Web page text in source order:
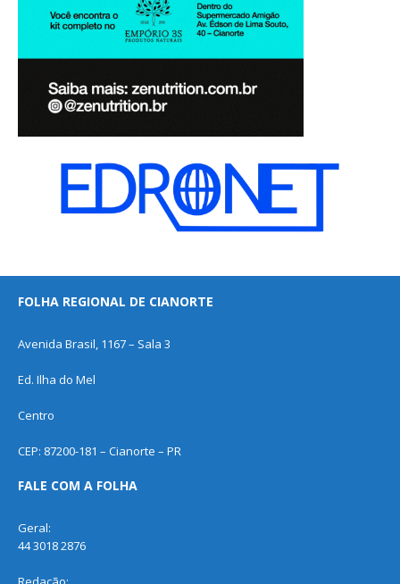
FOLHA REGIONAL DE CIANORTE
Avenida Brasil, 1167 – Sala 3
Ed. Ilha do Mel
Centro
CEP: 87200-181 – Cianorte – PR
FALE COM A FOLHA
Geral:
44 3018 2876